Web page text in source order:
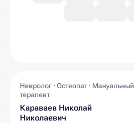
Невролог · Остеопат · Мануальный
терапевт
Караваев Николай
Николаевич